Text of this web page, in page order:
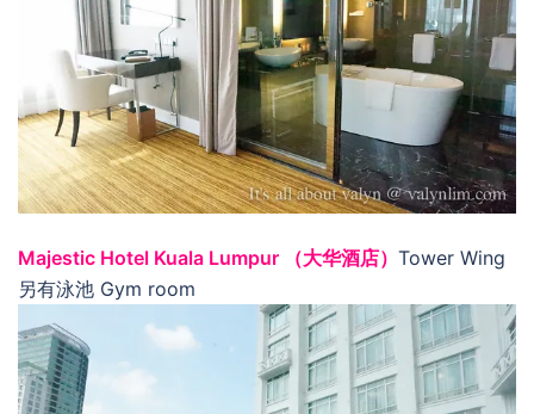
Majestic Hotel Kuala Lumpur （大华酒店） Tower Wing
另有泳池 Gym room